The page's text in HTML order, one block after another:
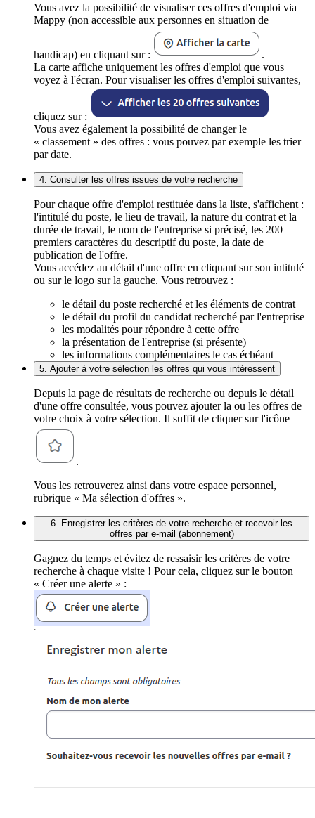
Vous avez la possibilité de visualiser ces offres d'emploi via
Mappy (non accessible aux personnes en situation de
handicap) en cliquant sur :
.
La carte affiche uniquement les offres d'emploi que vous
voyez à l'écran. Pour visualiser les offres d'emploi suivantes,
cliquez sur :
Vous avez également la possibilité de changer le
« classement » des offres : vous pouvez par exemple les trier
par date.
4. Consulter les offres issues de votre recherche
Pour chaque offre d'emploi restituée dans la liste, s'affichent :
l'intitulé du poste, le lieu de travail, la nature du contrat et la
durée de travail, le nom de l'entreprise si précisé, les 200
premiers caractères du descriptif du poste, la date de
publication de l'offre.
Vous accédez au détail d'une offre en cliquant sur son intitulé
ou sur le logo sur la gauche. Vous retrouvez :
le détail du poste recherché et les éléments de contrat
le détail du profil du candidat recherché par l'entreprise
les modalités pour répondre à cette offre
la présentation de l'entreprise (si présente)
les informations complémentaires le cas échéant
5. Ajouter à votre sélection les offres qui vous intéressent
Depuis la page de résultats de recherche ou depuis le détail
d'une offre consultée, vous pouvez ajouter la ou les offres de
votre choix à votre sélection. Il suffit de cliquer sur l'icône
.
Vous les retrouverez ainsi dans votre espace personnel,
rubrique « Ma sélection d'offres ».
6. Enregistrer les critères de votre recherche et recevoir les
offres par e-mail (abonnement)
Gagnez du temps et évitez de ressaisir les critères de votre
recherche à chaque visite ! Pour cela, cliquez sur le bouton
« Créer une alerte » :